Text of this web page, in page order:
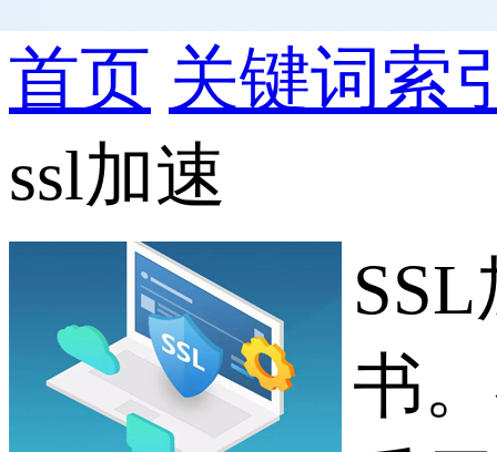
首页 关键词索
ssl加速
书